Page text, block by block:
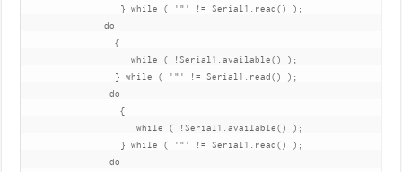
                  } while ( '"' != Serial1.read() );
               do
                 {
                    while ( !Serial1.available() );
                 } while ( '"' != Serial1.read() );
                do
                  {
                     while ( !Serial1.available() );
                  } while ( '"' != Serial1.read() );
                do